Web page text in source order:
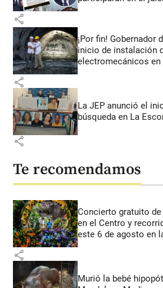
share
¡Por fin! Gobernador
inicio de instalación
electromecánicos en
share
La JEP anunció el
búsqueda en La
share
Te recomendamos
Concierto gratuito
en el Centro y
este 6 de agosto en
share
Murió la bebé